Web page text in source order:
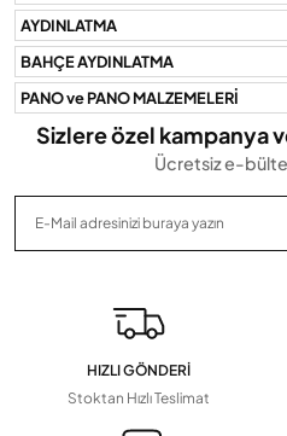
AYDINLATMA
BAHÇE AYDINLATMA
PANO ve PANO MALZEMELERİ
Sizlere özel kampanya
Ücretsiz e-
HIZLI GÖNDERİ
Stoktan Hızlı Teslimat